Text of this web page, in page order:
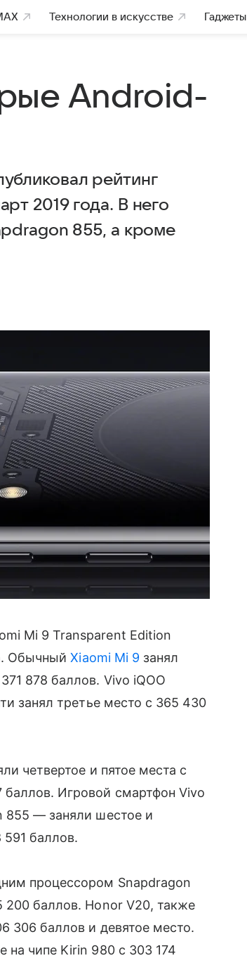
Технологии в искусстве Гаджеты
Android-
рейтинг
2019 года. В него
855, а кроме
Mi 9 Transparent Edition
ОбычныйXiaomi Mi 9 занял
878 баллов. Vivo iQOO
занял третье место с 365 430
четвертое и пятое места с
Игровой смартфон Vivo
855 — заняли шестое и
баллов.
процессором Snapdragon
200 баллов. Honor V20, также
306 баллов и девятое место.
чипе Kirin 980 с 303 174